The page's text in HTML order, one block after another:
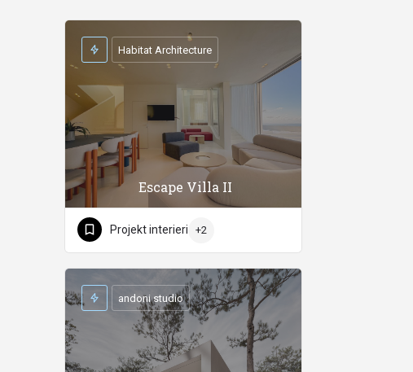
Escape Villa II
Habitat Architecture
Projekt interieri +2
andoni studio